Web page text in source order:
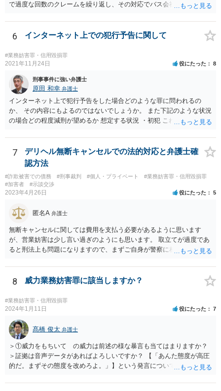
で過度な回数のクレームを繰り返し、その対応でバス会社の業務が妨
罪の可能性も生じるでしょう。
6 インターネット上での犯行予告に関して
#業務妨害罪・信用毀損罪
2021年11月24日 役にたった 8
刑事事件に強い弁護士
原田 和幸 弁護士
インターネット上で犯行予告をした場合どのような罪に問われるの
か、 その内容にもよるのではないでしょうか。 また下記のような状況
の場合どの程度減刑が望めるか 想定する状況 ・初犯 これは刑が軽く
事情にはなりますが、反省するのはむしろ当然ですから、大きな事情
にはならないと思います。 ・実際に犯行は行われず、 実際に犯行が行
われれば、別途別の犯罪が成立しますし、それがなかったということ
は、発言内容だけの犯罪が問題になると思いますので、そこは関係な
いと思います。 また、警察などによる警備増強などの対応はなかった
ということは、その発言内容が、悪質なものではなかったということ
7
デリヘル無断キャンセルでの法的対応と弁護士確
認方法
#詐欺被害での債務 #刑事裁判 #個人・プライベート
#業務妨害罪・信用毀損罪
#加害者
#示談交渉
2023年4月26日 役にたった 5
匿名A 弁護士
無断キャンセルに関しては費用を支払う必要があるように思います
が、営業妨害は少し言い過ぎのようにも思います。 取立てが過度であ
ると刑法上も問題になりますので、まずご自身が警察に相談したらい
いかと思います。
8 威力業務妨害罪に該当しますか？
#業務妨害罪・信用毀損罪
2024年1月11日 役にたった 7
髙橋 俊太 弁護士
＞①威力をもちいて の威力は前述の様な暴言も当てはまりますか？
＞証拠は音声データがあればよろしいですか？ 【「あんた態度が高圧
的だ。まずその態度を改めろよ。」】という発言について字面のみで
内容・声色で暴言が繰り返されたか等が克明に記録されていれば、証